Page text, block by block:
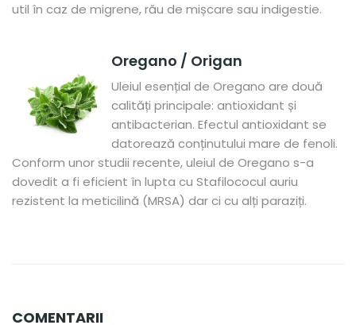
util în caz de migrene, rău de mișcare sau indigestie.
Oregano / Origan
Uleiul esențial de Oregano are două
calități principale: antioxidant și
antibacterian. Efectul antioxidant se
datorează conținutului mare de fenoli.
Conform unor studii recente, uleiul de Oregano s-a
dovedit a fi eficient în lupta cu Stafilococul auriu
rezistent la meticilină (MRSA) dar ci cu alți paraziți.
COMENTARII